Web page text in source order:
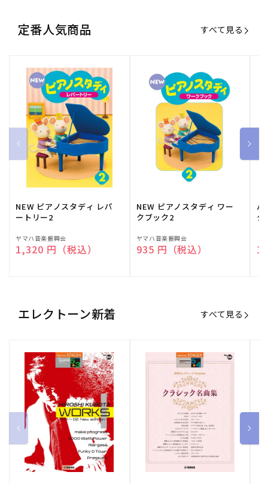
定番人気商品 すべて見る
NEW ピアノスタディ レパ
ートリー2
販
売
ヤマハ音楽振興会
通常価格
1,320 円（税込）
NEW ピアノスタディ ワー
クブック2
販
売
ヤマハ音楽振興会
通常価格
935 円（税込）
バ
ク
売
エレクトーン新着 すべて見る